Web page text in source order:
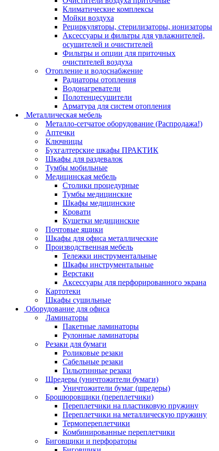
Климатические комплексы
Мойки воздуха
Рециркуляторы, стерилизаторы, ионизаторы
Аксессуары и фильтры для увлажнителей,
осушителей и очистителей
Фильтры и опции для приточных
очистителей воздуха
Отопление и водоснабжение
Радиаторы отопления
Водонагреватели
Полотенцесушители
Арматура для систем отопления
Металлическая мебель
Металло-сетчатое оборудование (Распродажа!)
Аптечки
Ключницы
Бухгалтерские шкафы ПРАКТИК
Шкафы для раздевалок
Тумбы мобильные
Медицинская мебель
Столики процедурные
Тумбы медицинские
Шкафы медицинские
Кровати
Кушетки медицинские
Почтовые ящики
Шкафы для офиса металлические
Производственная мебель
Тележки инструментальные
Шкафы инструментальные
Верстаки
Аксессуары для перфорированного экрана
Картотеки
Шкафы сушильные
Оборудование для офиса
Ламинаторы
Пакетные ламинаторы
Рулонные ламинаторы
Резаки для бумаги
Роликовые резаки
Сабельные резаки
Гильотинные резаки
Шредеры (уничтожители бумаги)
Уничтожители бумаг (шредеры)
Брошюровщики (переплетчики)
Переплетчики на пластиковую пружину
Переплетчики на металлическую пружину
Термопереплетчики
Комбинированные переплетчики
Биговщики и перфораторы